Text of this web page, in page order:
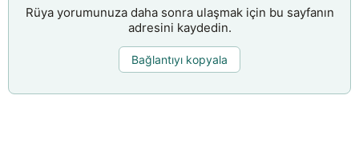
Rüya yorumunuza daha sonra ulaşmak için bu sayfanın
adresini kaydedin.
Bağlantıyı kopyala